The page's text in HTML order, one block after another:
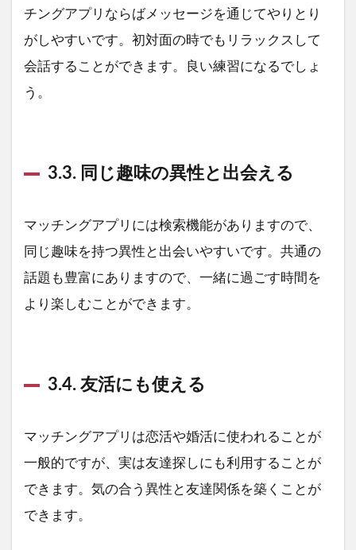
チングアプリならばメッセージを通じてやりとり
がしやすいです。初対面の時でもリラックスして
会話することができます。良い練習になるでしょ
う。
3.3. 同じ趣味の異性と出会える
マッチングアプリには検索機能がありますので、
同じ趣味を持つ異性と出会いやすいです。共通の
話題も豊富にありますので、一緒に過ごす時間を
より楽しむことができます。
3.4. 友活にも使える
マッチングアプリは恋活や婚活に使われることが
一般的ですが、実は友達探しにも利用することが
できます。気の合う異性と友達関係を築くことが
できます。